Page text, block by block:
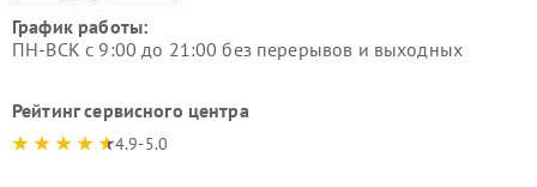
График работы:
ПН-ВСК с 9:00 до 21:00 без перерывов и выходных
Рейтинг сервисного центра
4.9-5.0